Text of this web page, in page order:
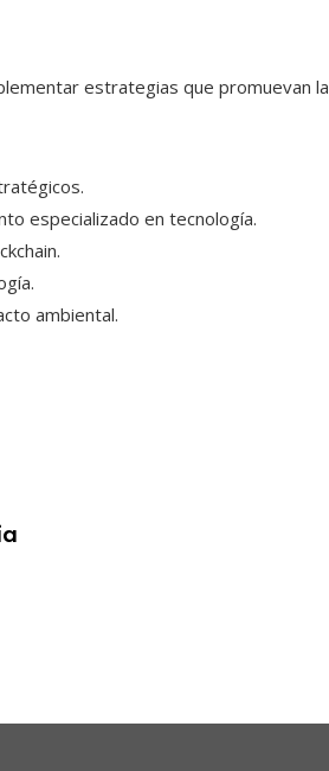
estrategias que promuevan la
especializado en tecnología.
ambiental.